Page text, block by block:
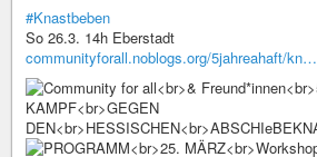
#Knastbeben
So 26.3. 14h Eberstadt
communityforall.noblogs.org/5jahreahaft/kn…